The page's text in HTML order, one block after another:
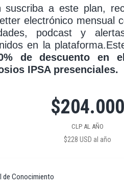
suscriba a este plan,
electrónico mensual
podcast y
en la
de descuento en
IPSA presenciales.
$204.000
CLP AL AÑO
$228 USD al año
de Conocimiento